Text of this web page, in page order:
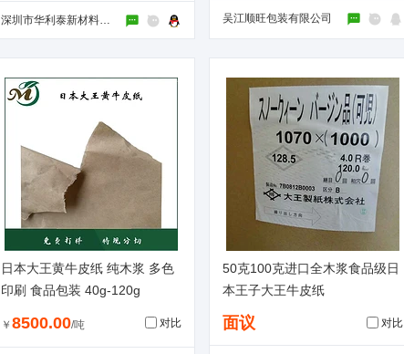
深圳市华利泰新材料有限公司 吴江顺旺包装有限公司
日本大王黄牛皮纸 纯木浆 多色
印刷 食品包装 40g-120g
￥ 8500.00/吨 对比
50克100克进口全木浆食品级日
本王子大王牛皮纸
面议 对比